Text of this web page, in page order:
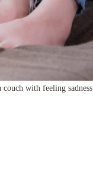
with feeling sadness